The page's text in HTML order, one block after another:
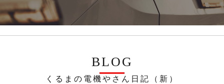
BLOG
くるまの電機やさん日記（新）